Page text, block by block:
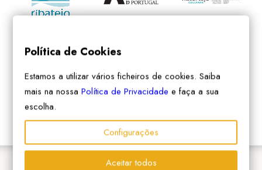
Política de Cookies
Estamos a utilizar vários ficheiros de cookies. Saiba
mais na nossaPolítica de Privacidade e faça a sua
escolha.
Configurações
Aceitar todos